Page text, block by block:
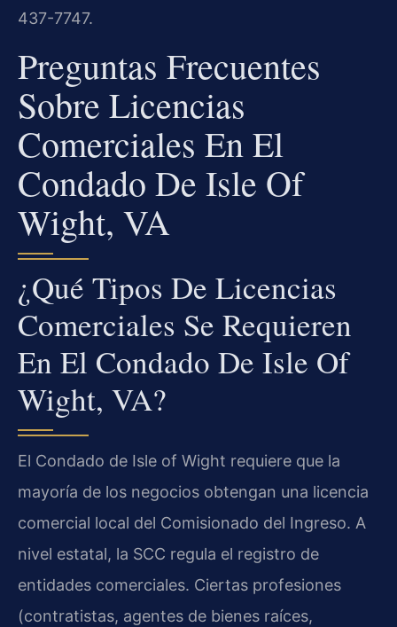
437-7747.
Preguntas Frecuentes
Sobre Licencias
Comerciales En El
Condado De Isle Of
Wight, VA
¿Qué Tipos De Licencias
Comerciales Se Requieren
En El Condado De Isle Of
Wight, VA?
El Condado de Isle of Wight requiere que la
mayoría de los negocios obtengan una licencia
comercial local del Comisionado del Ingreso. A
nivel estatal, la SCC regula el registro de
entidades comerciales. Ciertas profesiones
(contratistas, agentes de bienes raíces,